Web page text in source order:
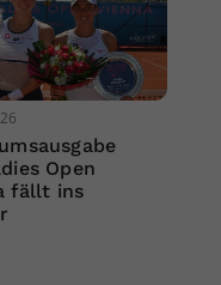
Open
fällt ins